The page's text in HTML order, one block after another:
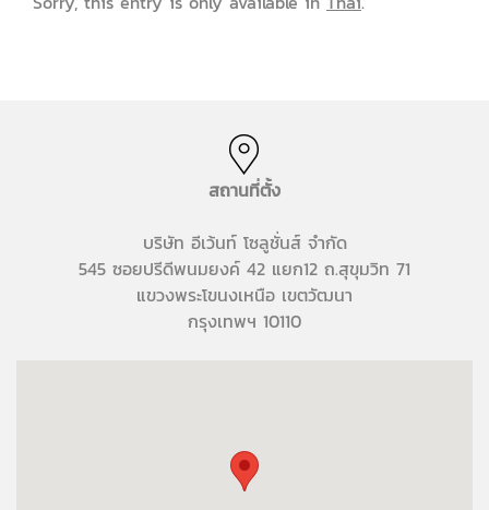
สถานที่ตั้ง
บริษัท อีเว้นท์ โซลูชั่นส์ จำกัด
545 ซอยปรีดีพนมยงค์ 42 แยก12 ถ.สุขุมวิท 71
แขวงพระโขนงเหนือ เขตวัฒนา
กรุงเทพฯ 10110